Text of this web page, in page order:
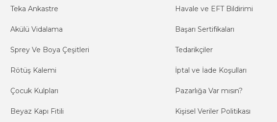
Teka Ankastre
Akülü Vidalama
Sprey Ve Boya Çeşitleri
Rötüş Kalemi
Çocuk Kulpları
Beyaz Kapı Fitili
Havale ve EFT Bildirimi
Başarı Sertifikaları
Tedarikçiler
İptal ve İade Koşulları
Pazarlığa Var mısın?
Kişisel Veriler Politikası